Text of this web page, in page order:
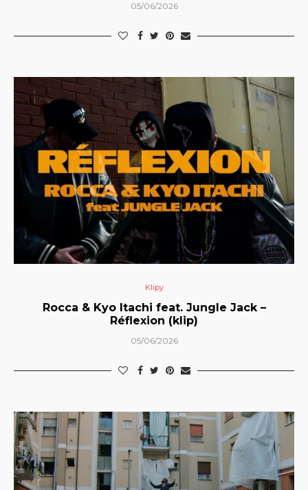
05/06/2026
Klipy
Rocca & Kyo Itachi feat. Jungle Jack –
Réflexion (klip)
05/06/2026